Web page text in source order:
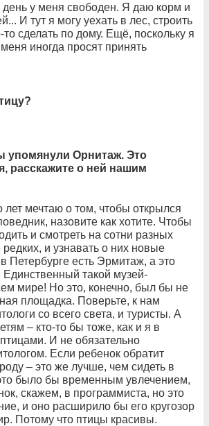
у меня свободен. Я даю корм и
И тут я могу уехать в лес, строить
сделать по дому. Ещё, поскольку я
иногда просят принять
упомянули Орнитаж. Это
расскажите о ней нашим
лет мечтаю о том, чтобы открылся
назовите как хотите. Чтобы
и смотреть на сотни разных
редких, и узнавать о них новые
Петербурге есть Эрмитаж, а это
такой музей-
мире! Но это, конечно, был бы не
площадка. Поверьте, к нам
со всего света, и туристы. А
– кто-то бы тоже, как и я в
И не обязательно
Если ребенок обратит
– это же лучше, чем сидеть в
было бы временным увлечением,
скажем, в программиста, но это
и оно расширило бы его кругозор
Потому что птицы красивы.